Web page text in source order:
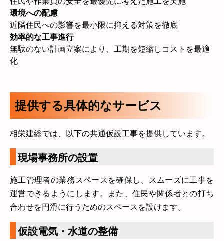
環境への配慮
近隣住民への影響を最小限に抑える対策を徹底
効率的な工事進行
無駄のない計画立案により、工期を短縮しコストを最適
化
提供する具体的なサービス
相栄建総では、以下の共通仮設工事を提供しています。
現場事務所の設置
施工管理者の業務スペースを確保し、スムーズに工事を
運営できるようにします。また、住民や関係者との打ち
合わせを円滑に行うためのスペースを設けます。
仮設電気・水道の整備